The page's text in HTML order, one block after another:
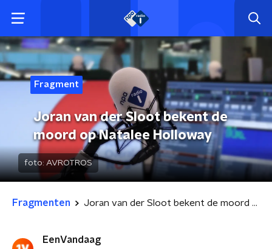
Fragment
Joran van der Sloot bekent de
moord op Natalee Holloway
foto: AVROTROS
Fragmenten Joran van der Sloot bekent de moord op Natalee Holloway
EenVandaag